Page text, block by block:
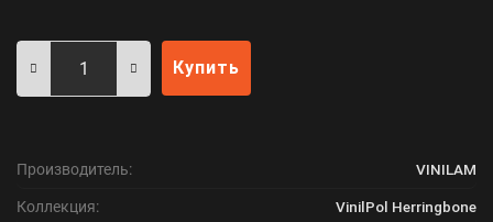
Купить
Производитель: VINILAM
Коллекция: VinilPol Herringbone